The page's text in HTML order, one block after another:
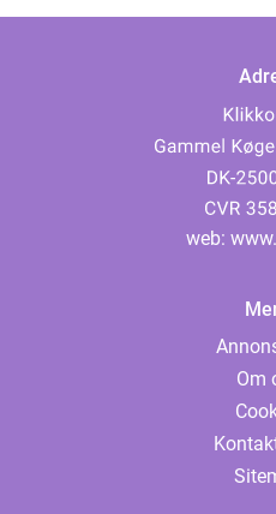
web:
Om